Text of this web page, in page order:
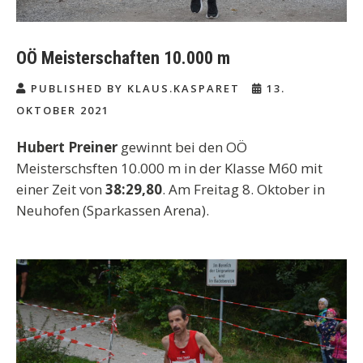
OÖ Meisterschaften 10.000 m
PUBLISHED BY KLAUS.KASPARET
13.
OKTOBER 2021
Hubert Preiner gewinnt bei den OÖ
Meisterschsften 10.000 m in der Klasse M60 mit
einer Zeit von 38:29,80. Am Freitag 8. Oktober in
Neuhofen (Sparkassen Arena).